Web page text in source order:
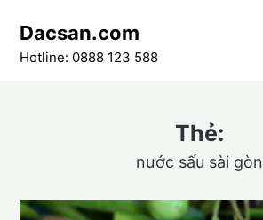
content
Dacsan.com
Hotline: 0888 123 588
Thẻ:
nước sấu sài gòn